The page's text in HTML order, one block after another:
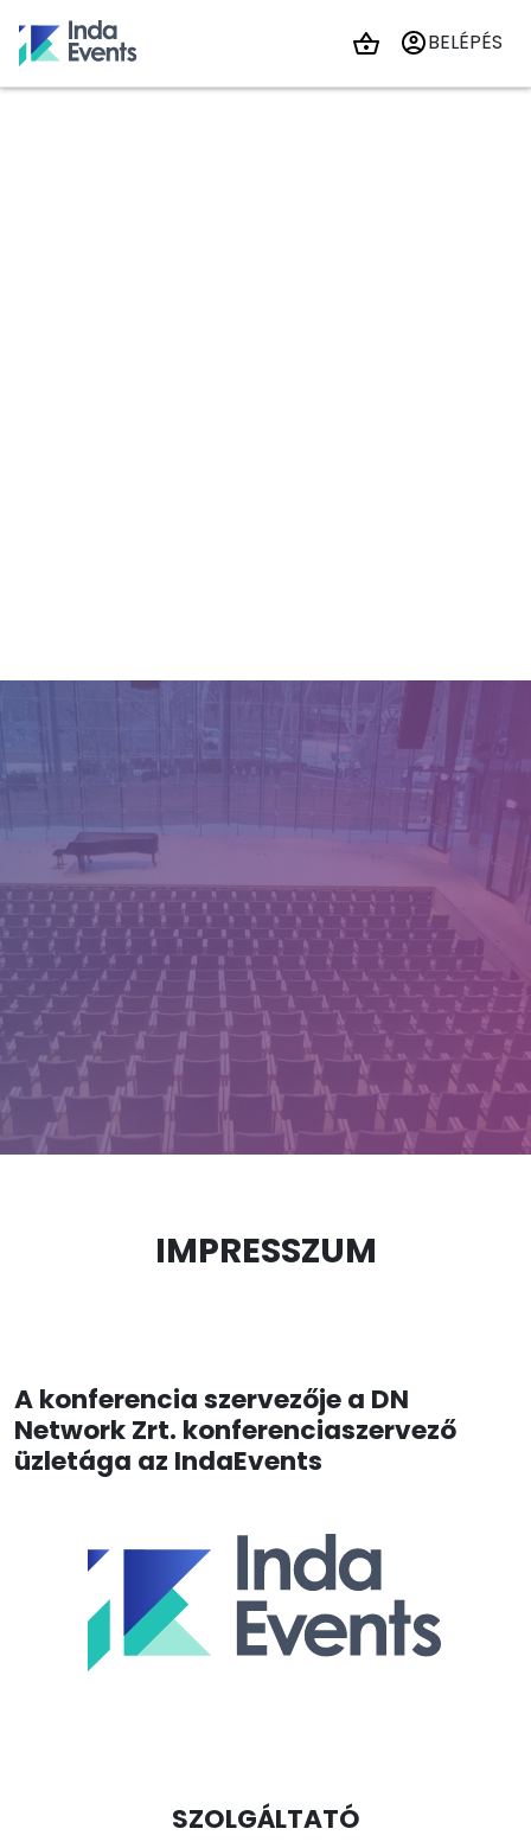
BELÉPÉS
IMPRESSZUM
A konferencia szervezője a DN
Network Zrt. konferenciaszervező
üzletága az IndaEvents
SZOLGÁLTATÓ